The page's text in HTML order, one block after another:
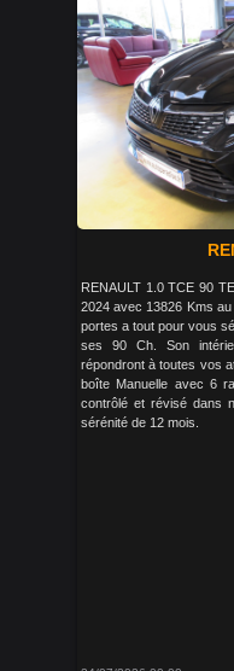
RENAULT 1.0 TCE 90
2024 avec 13826 Kms
portes a tout pour vous
ses 90 Ch. Son
répondront à toutes vos
boîte Manuelle avec 6
contrôlé et révisé dans
sérénité de 12 mois.